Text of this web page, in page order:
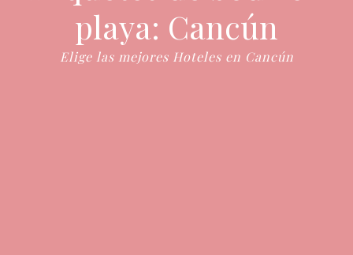
playa: Cancún
Elige las mejores Hoteles en Cancún